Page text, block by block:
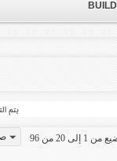
20 من 96